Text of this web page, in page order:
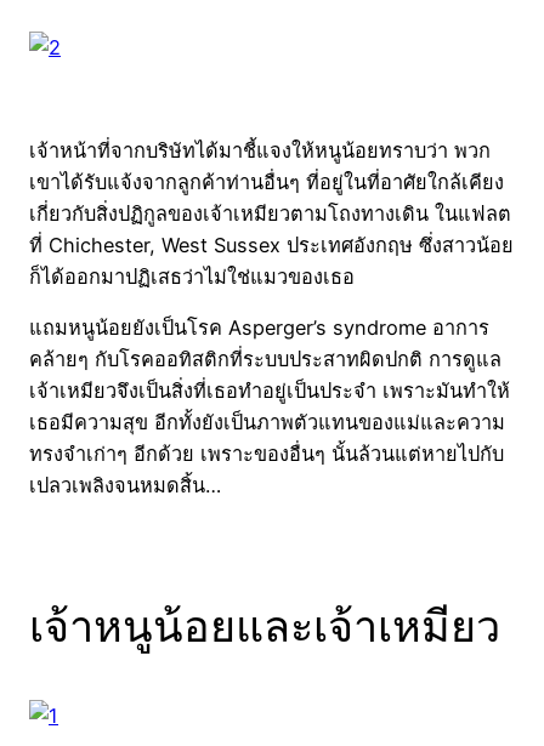
เจ้าหน้าที่จากบริษัทได้มาชี้แจงให้หนูน้อยทราบว่า พวก
เขาได้รับแจ้งจากลูกค้าท่านอื่นๆ ที่อยู่ในที่อาศัยใกล้เคียง
เกี่ยวกับสิ่งปฏิกูลของเจ้าเหมียวตามโถงทางเดิน ในแฟลต
ที่ Chichester, West Sussex ประเทศอังกฤษ ซึ่งสาวน้อย
ก็ได้ออกมาปฏิเสธว่าไม่ใช่แมวของเธอ
แถมหนูน้อยยังเป็นโรค Asperger’s syndrome อาการ
คล้ายๆ กับโรคออทิสติกที่ระบบประสาทผิดปกติ การดูแล
เจ้าเหมียวจึงเป็นสิ่งที่เธอทำอยู่เป็นประจำ เพราะมันทำให้
เธอมีความสุข อีกทั้งยังเป็นภาพตัวแทนของแม่และความ
ทรงจำเก่าๆ อีกด้วย เพราะของอื่นๆ นั้นล้วนแต่หายไปกับ
เปลวเพลิงจนหมดสิ้น…
เจ้าหนูน้อยและเจ้าเหมียว